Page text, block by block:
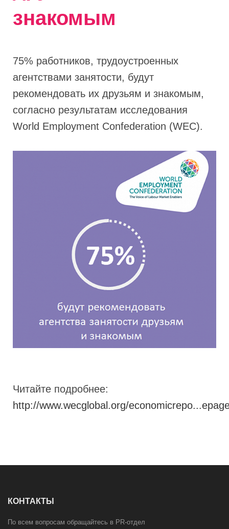
знакомым
75% работников, трудоустроенных
агентствами занятости, будут
рекомендовать их друзьям и знакомым,
согласно результатам исследования
World Employment Confederation (WEC).
Читайте подробнее:
http://www.wecglobal.org/
КОНТАКТЫ
По всем вопросам обращайтесь в PR-отдел